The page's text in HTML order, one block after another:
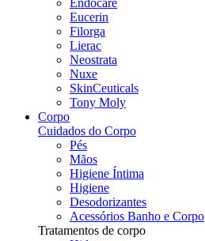
Endocare
Eucerin
Filorga
Lierac
Neostrata
Nuxe
SkinCeuticals
Tony Moly
Corpo
Cuidados do Corpo
Pés
Mãos
Higiene Íntima
Higiene
Desodorizantes
Acessórios Banho e Corpo
Tratamentos de corpo